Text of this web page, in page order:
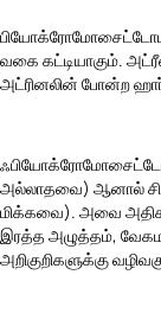
பியோக்ரோமோசைட்டோமா
வகை கட்டியாகும்.
அட்ரினலின் போன்ற
அல்லாதவை) ஆனால் சில
மிக்கவை). அவை
இரத்த அழுத்தம்,
அறிகுறிகளுக்கு